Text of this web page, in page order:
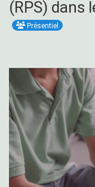
(RPS) dans
Présentiel